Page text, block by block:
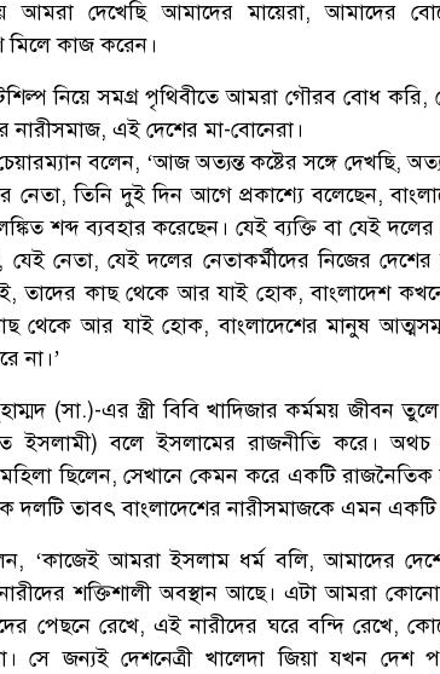
আমরা দেখেছি আমাদের মায়েরা, আমাদের
মিলে কাজ করেন।
নিয়ে সমগ্র পৃথিবীতে আমরা গৌরব বোধ করি,
নারীসমাজ, এই দেশের মা-বোনেরা।
বলেন, ‘আজ অত্যন্ত কষ্টের সঙ্গে দেখছি,
নেতা, তিনি দুই দিন আগে প্রকাশ্যে বলেছেন,
শব্দ ব্যবহার করেছেন। যেই ব্যক্তি বা যেই দলের
যেই নেতা, যেই দলের নেতাকর্মীদের নিজের দেশের
তাদের কাছ থেকে আর যাই হোক, বাংলাদেশ
থেকে আর যাই হোক, বাংলাদেশের মানুষ
না।’
(সা.)-এর স্ত্রী বিবি খাদিজার কর্মময় জীবন
ইসলামী) বলে ইসলামের রাজনীতি করে। অথচ
মহিলা ছিলেন, সেখানে কেমন করে একটি
দলটি তাবৎ বাংলাদেশের নারীসমাজকে এমন
‘কাজেই আমরা ইসলাম ধর্ম বলি, আমাদের
শক্তিশালী অবস্থান আছে। এটা আমরা
পেছনে রেখে, এই নারীদের ঘরে বন্দি রেখে,
সে জন্যই দেশনেত্রী খালেদা জিয়া যখন দেশ